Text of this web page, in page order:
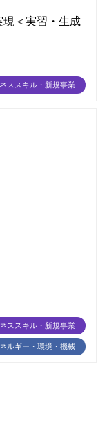
現＜実習・生成
ススキル・新規事業
ススキル・新規事業
ルギー・環境・機械